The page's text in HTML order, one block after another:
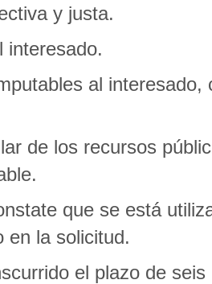
y justa.
interesado.
al
de los recursos
que se está
en la solicitud.
el plazo de